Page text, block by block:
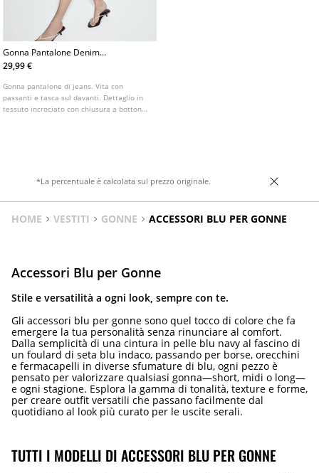
Gonna Pantalone Denim
Incrociata
29,99 €
Gonna pantalone di jeans. Vita con
passanti e tasca sul davanti. Dettaglio in
tessuto incrociato con chiusura a bottone
*La percentuale è calcolata sul prezzo originale.
HOME VESTITI GONNE ACCESSORI BLU PER GONNE
Accessori Blu per Gonne
Stile e versatilità a ogni look, sempre con te.
Gli accessori blu per gonne sono quel tocco di colore che fa
emergere la tua personalità senza rinunciare al comfort.
Dalla semplicità di una cintura in pelle blu navy al fascino di
un foulard di seta blu indaco, passando per borse, orecchini
e fermacapelli in diverse sfumature di blu, ogni pezzo è
pensato per valorizzare qualsiasi gonna—short, midi o long—
e ogni stagione. Esplora la gamma di tonalità, texture e forme,
per creare outfit versatili che passano facilmente dal
quotidiano al look più curato per le uscite serali.
TUTTI I MODELLI DI ACCESSORI BLU PER GONNE